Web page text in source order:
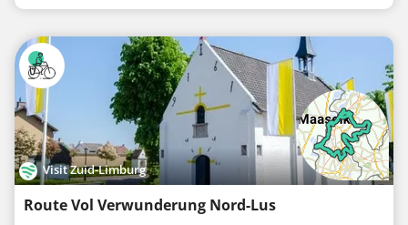
Visit Zuid-Limburg
Route Vol Verwunderung Nord-Lus